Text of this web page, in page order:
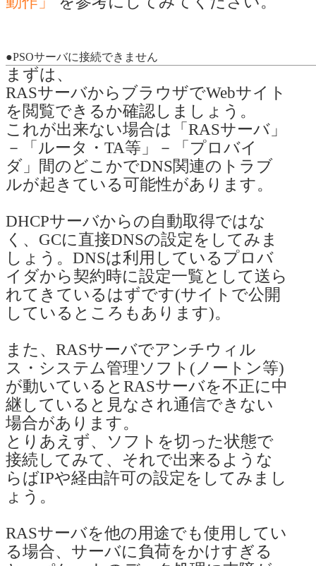
●PSOサーバに接続できません
まずは、
RASサーバからブラウザでWebサイト
を閲覧できるか確認しましょう。
これが出来ない場合は「RASサーバ」
－「ルータ・TA等」－「プロバイ
ダ」間のどこかでDNS関連のトラブ
ルが起きている可能性があります。
DHCPサーバからの自動取得ではな
く、GCに直接DNSの設定をしてみま
しょう。DNSは利用しているプロバ
イダから契約時に設定一覧として送ら
れてきているはずです(サイトで公開
しているところもあります)。
また、RASサーバでアンチウィル
ス・システム管理ソフト(ノートン等)
が動いているとRASサーバを不正に中
継していると見なされ通信できない
場合があります。
とりあえず、ソフトを切った状態で
接続してみて、それで出来るような
らばIPや経由許可の設定をしてみまし
ょう。
RASサーバを他の用途でも使用してい
る場合、サーバに負荷をかけすぎる